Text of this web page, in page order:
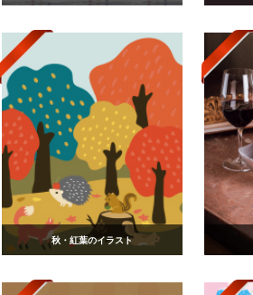
秋・紅葉のイラスト